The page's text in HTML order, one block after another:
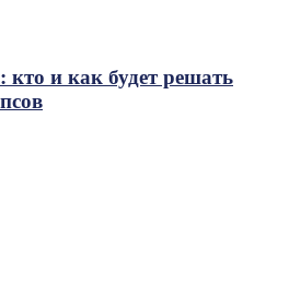
кто и как будет решать